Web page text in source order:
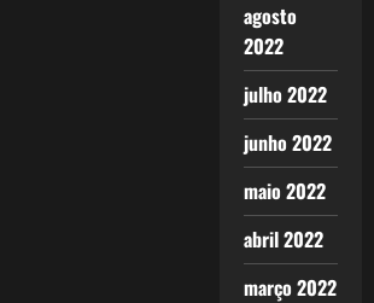
agosto
2022
julho 2022
junho 2022
maio 2022
abril 2022
março 2022